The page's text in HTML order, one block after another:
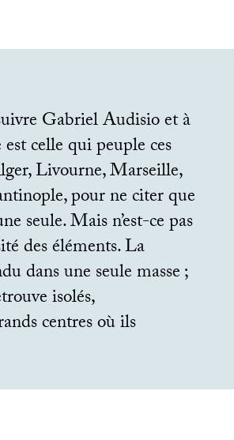
Gabriel Audisio et à
celle qui peuple ces
Livourne, Marseille,
pour ne citer que
seule. Mais n’est-ce pas
des éléments. La
dans une seule masse;
isolés,
centres où ils